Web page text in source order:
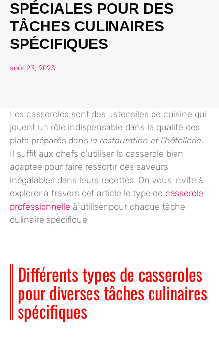
SPÉCIALES POUR DES
TÂCHES CULINAIRES
SPÉCIFIQUES
août 23, 2023
Les casseroles sont des ustensiles de cuisine qui
jouent un rôle indispensable dans la qualité des
plats préparés dans la restauration et l’hôtellerie.
Il suffit aux chefs d’utiliser la casserole bien
adaptée pour faire ressortir des saveurs
inégalables dans leurs recettes. On vous invite à
explorer à travers cet article le type de casserole
professionnelle à utiliser pour chaque tâche
culinaire spécifique.
Différents types de casseroles
pour diverses tâches culinaires
spécifiques